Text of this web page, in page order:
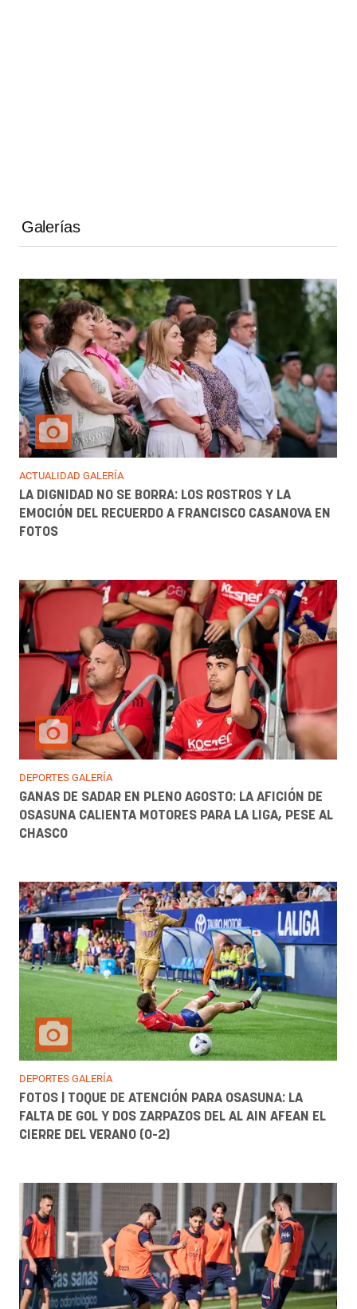
Galerías
ACTUALIDAD GALERÍA
LA DIGNIDAD NO SE BORRA: LOS ROSTROS Y LA
EMOCIÓN DEL RECUERDO A FRANCISCO CASANOVA EN
FOTOS
DEPORTES GALERÍA
GANAS DE SADAR EN PLENO AGOSTO: LA AFICIÓN DE
OSASUNA CALIENTA MOTORES PARA LA LIGA, PESE AL
CHASCO
DEPORTES GALERÍA
FOTOS | TOQUE DE ATENCIÓN PARA OSASUNA: LA
FALTA DE GOL Y DOS ZARPAZOS DEL AL AIN AFEAN EL
CIERRE DEL VERANO (0-2)